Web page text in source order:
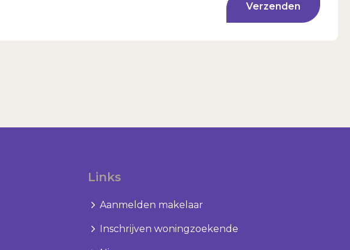
Verzenden
Links
Aanmelden makelaar
Inschrijven woningzoekende